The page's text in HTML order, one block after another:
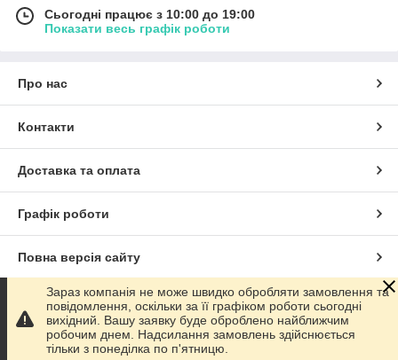
Сьогодні працює з 10:00 до 19:00
Показати весь графік роботи
Про нас
Контакти
Доставка та оплата
Графік роботи
Повна версія сайту
Сайт створено на маркетплейсіProm.ua
Політика конфіденційності
Зараз компанія не може швидко обробляти замовлення та
повідомлення, оскільки за її графіком роботи сьогодні
вихідний. Вашу заявку буде оброблено найближчим
робочим днем. Надсилання замовлень здійснюється
тільки з понеділка по п'ятницю.